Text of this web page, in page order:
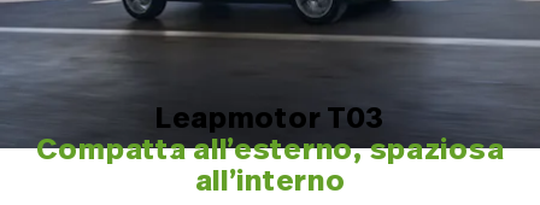
Leapmotor T03
Compatta all’esterno, spaziosa
all’interno